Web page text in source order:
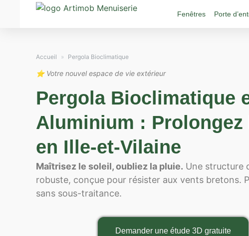
Fenêtres Porte
Accueil » Pergola Bioclimatique
⭐ Votre nouvel espace de vie extérieur
Pergola Bioclimatique
Aluminium : Prolongez
en Ille-et-Vilaine
Maîtrisez le soleil, oubliez la pluie. Une structure
robuste, conçue pour résister aux vents bretons.
sans sous-traitance.
Demander une étude 3D gratuite